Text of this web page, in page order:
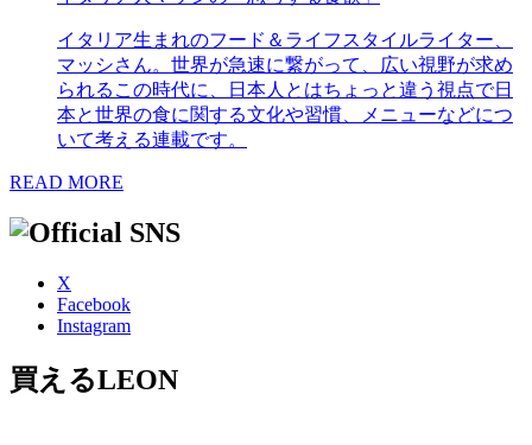
イタリア生まれのフード＆ライフスタイルライター、
マッシさん。世界が急速に繋がって、広い視野が求め
られるこの時代に、日本人とはちょっと違う視点で日
本と世界の食に関する文化や習慣、メニューなどにつ
いて考える連載です。
READ MORE
X
Facebook
Instagram
買えるLEON